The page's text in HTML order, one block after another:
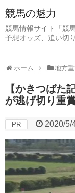
競馬の魅力
競馬情報サイト「競
予想オッズ、追い切
ホーム 地方
【かきつばた
が逃げ切り重
PR 2020/5/